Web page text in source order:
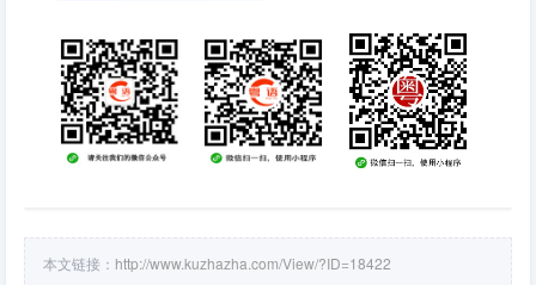
本文链接： http://www.kuzhazha.com/View/?ID=18422